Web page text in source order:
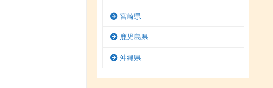
宮崎県
鹿児島県
沖縄県